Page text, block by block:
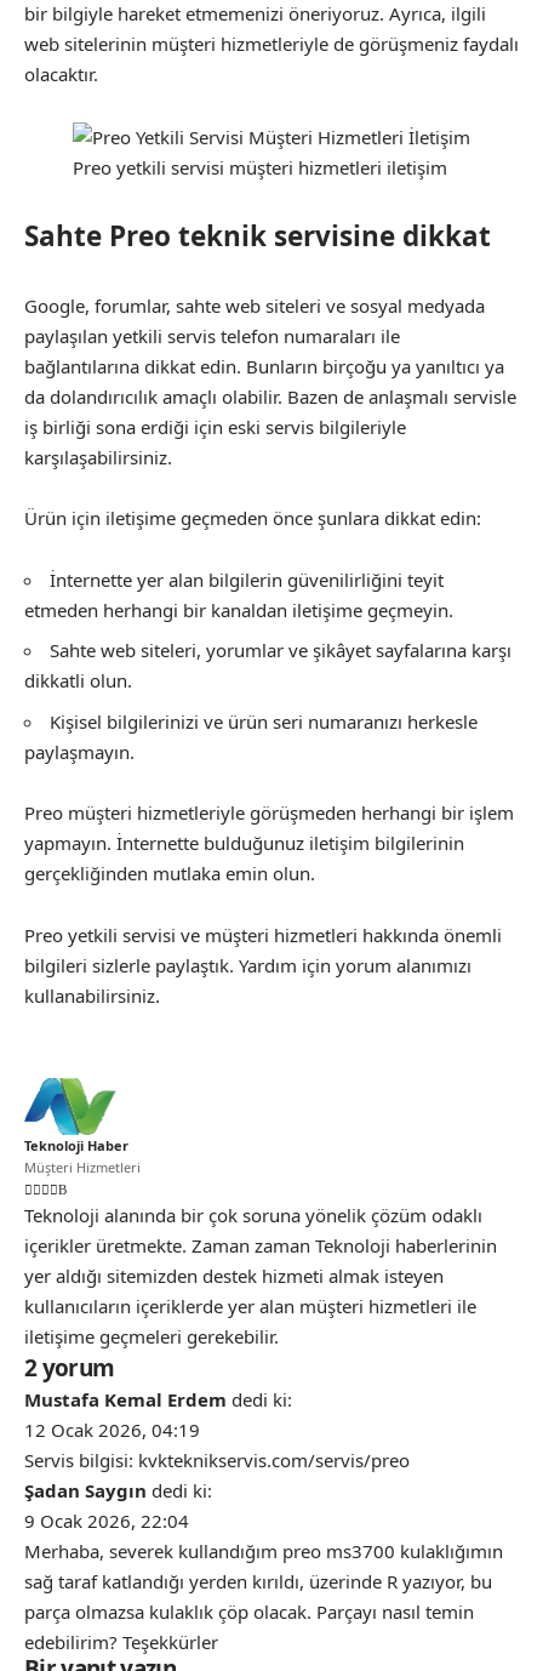
bir bilgiyle hareket etmemenizi öneriyoruz. Ayrıca, ilgili
web sitelerinin müşteri hizmetleriyle de görüşmeniz faydalı
olacaktır.
Preo yetkili servisi müşteri hizmetleri iletişim
Sahte Preo teknik servisine dikkat
Google, forumlar, sahte web siteleri ve sosyal medyada
paylaşılan yetkili servis telefon numaraları ile
bağlantılarına dikkat edin. Bunların birçoğu ya yanıltıcı ya
da dolandırıcılık amaçlı olabilir. Bazen de anlaşmalı servisle
iş birliği sona erdiği için eski servis bilgileriyle
karşılaşabilirsiniz.
Ürün için iletişime geçmeden önce şunlara dikkat edin:
İnternette yer alan bilgilerin güvenilirliğini teyit
etmeden herhangi bir kanaldan iletişime geçmeyin.
Sahte web siteleri, yorumlar ve şikâyet sayfalarına karşı
dikkatli olun.
Kişisel bilgilerinizi ve ürün seri numaranızı herkesle
paylaşmayın.
Preo müşteri hizmetleriyle görüşmeden herhangi bir işlem
yapmayın. İnternette bulduğunuz iletişim bilgilerinin
gerçekliğinden mutlaka emin olun.
Preo yetkili servisi ve müşteri hizmetleri hakkında önemli
bilgileri sizlerle paylaştık. Yardım için yorum alanımızı
kullanabilirsiniz.
Teknoloji Haber
Müşteri Hizmetleri
Teknoloji alanında bir çok soruna yönelik çözüm odaklı
içerikler üretmekte. Zaman zaman Teknoloji haberlerinin
yer aldığı sitemizden destek hizmeti almak isteyen
kullanıcıların içeriklerde yer alan müşteri hizmetleri ile
iletişime geçmeleri gerekebilir.
2 yorum
Mustafa Kemal Erdem dedi ki:
12 Ocak 2026, 04:19
Servis bilgisi: kvkteknikservis.com/servis/preo
Şadan Saygın dedi ki:
9 Ocak 2026, 22:04
Merhaba, severek kullandığım preo ms3700 kulaklığımın
sağ taraf katlandığı yerden kırıldı, üzerinde R yazıyor, bu
parça olmazsa kulaklık çöp olacak. Parçayı nasıl temin
edebilirim? Teşekkürler